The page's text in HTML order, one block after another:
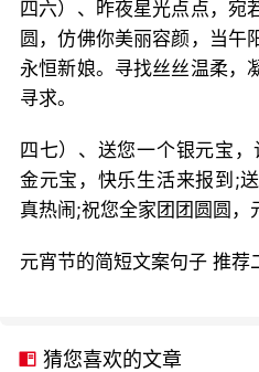
四六）、昨夜星光点点，宛
圆，仿佛你美丽容颜，当午
永恒新娘。寻找丝丝温柔，
寻求。
四七）、送您一个银元宝
金元宝，快乐生活来报到;
真热闹;祝您全家团团圆圆，
元宵节的简短文案句子 推荐
猜您喜欢的文章